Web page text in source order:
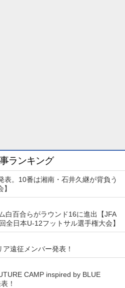
ランキング
表。10番は湘南・石井久継が背負う
白百合らがラウンド16に進出【JFA
全日本U-12フットサル選手権大会】
遠征メンバー発表！
CAMP inspired by BLUE
！